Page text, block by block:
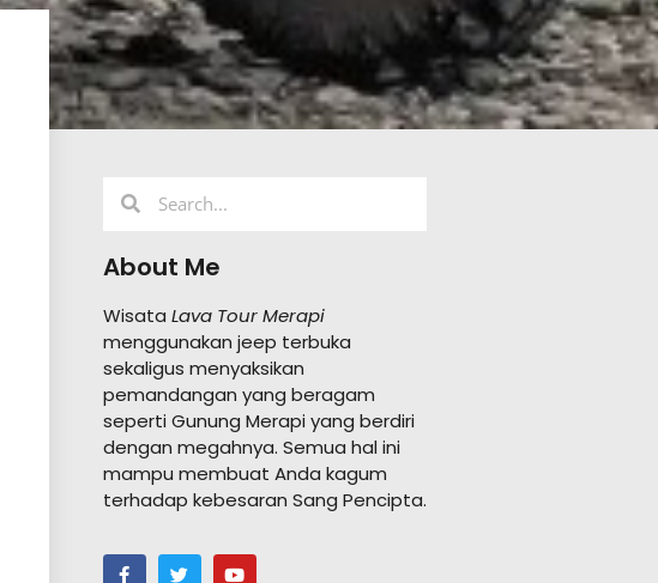
About Me
Wisata Lava Tour Merapi
menggunakan jeep terbuka
sekaligus menyaksikan
pemandangan yang beragam
seperti Gunung Merapi yang berdiri
dengan megahnya. Semua hal ini
mampu membuat Anda kagum
terhadap kebesaran Sang Pencipta.